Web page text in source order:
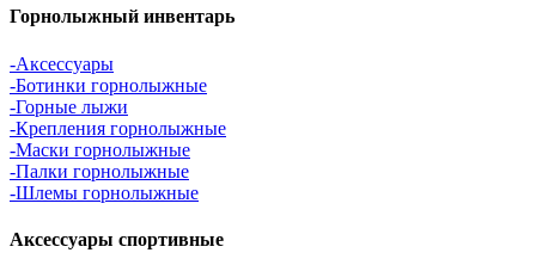
Горнолыжный инвентарь
-Аксессуары
-Ботинки горнолыжные
-Горные лыжи
-Крепления горнолыжные
-Маски горнолыжные
-Палки горнолыжные
-Шлемы горнолыжные
Аксессуары спортивные